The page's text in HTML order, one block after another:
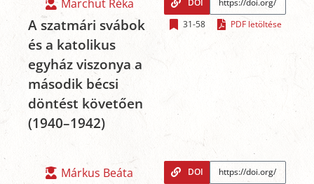
Marchut Réka
A szatmári svábok
és a katolikus
egyház viszonya a
második bécsi
döntést követően
(1940–1942)
DOI
31-58
PDF letöltése
Márkus Beáta
DOI